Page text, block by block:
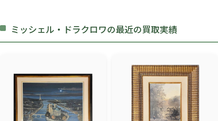
ミッシェル・ドラクロワの最近の買取実績